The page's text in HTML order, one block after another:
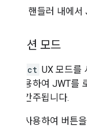
JS 콜백 핸들러 내에
리디렉션 모드
redirect UX 모드를
을 사용하여 JWT를
법으로 간주됩니다.
다음을 사용하여 버튼